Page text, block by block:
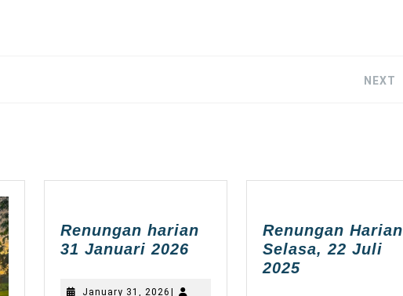
NEXT
Renungan harian
31 Januari 2026Renungan
January 31, 2026 January
|
Renungan Harian
Selasa, 22 Juli
2025Renungan